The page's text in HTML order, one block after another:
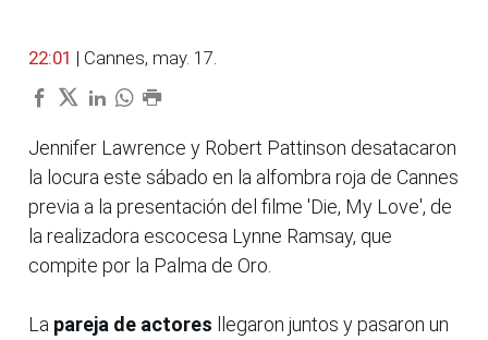
22:01 | Cannes, may. 17.
Jennifer Lawrence y Robert Pattinson desatacaron
la locura este sábado en la alfombra roja de Cannes
previa a la presentación del filme 'Die, My Love', de
la realizadora escocesa Lynne Ramsay, que
compite por la Palma de Oro.
La pareja de actores llegaron juntos y pasaron un